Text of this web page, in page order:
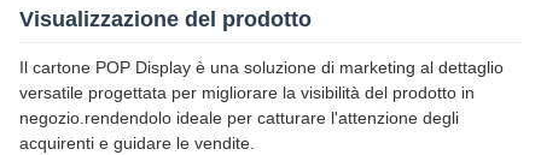
Visualizzazione del prodotto
Il cartone POP Display è una soluzione di marketing al dettaglio
versatile progettata per migliorare la visibilità del prodotto in
negozio.rendendolo ideale per catturare l'attenzione degli
acquirenti e guidare le vendite.